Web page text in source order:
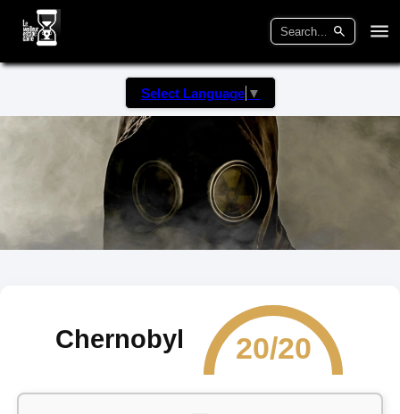
Select Language ▼
Chernobyl 20/20